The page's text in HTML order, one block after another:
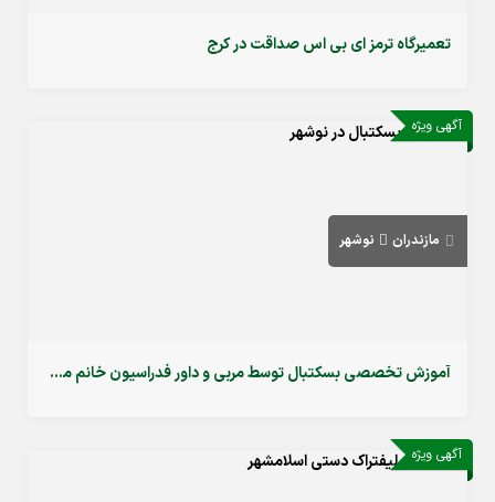
تعمیرگاه ترمز ای بی اس صداقت در کرج
آگهی ویژه
مازندران نوشهر
آموزش تخصصی بسکتبال توسط مربی و داور فدراسیون خانم مشایخ در نوشهر
آگهی ویژه